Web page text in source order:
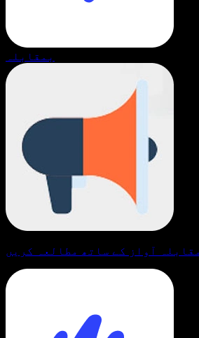
بمقابلہ
آواز کے ساتھ مطالعہ کریں